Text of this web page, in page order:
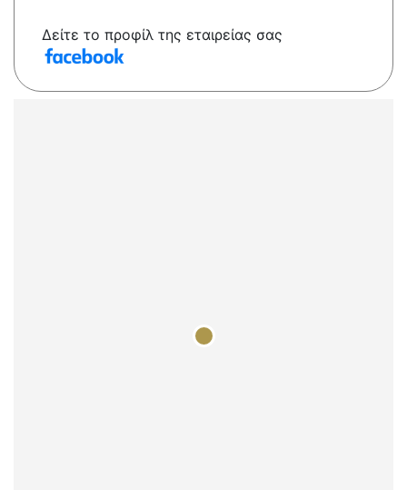
Δείτε το προφίλ της εταιρείας σας